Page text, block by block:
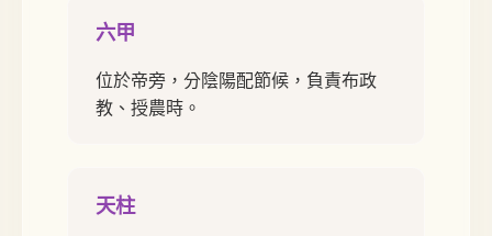
六甲
位於帝旁，分陰陽配節候，負責布政
教、授農時。
天柱